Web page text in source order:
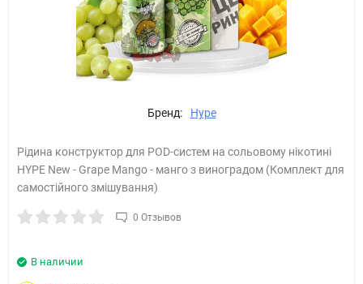
Бренд: Hype
Рідина конструктор для POD-систем на сольовому нікотині
HYPE New - Grape Mango - манго з виноградом (Комплект для
самостійного змішування)
0 Отзывов
В наличии